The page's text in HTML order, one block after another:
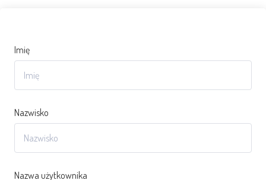
Imię
Nazwisko
Nazwa użytkownika